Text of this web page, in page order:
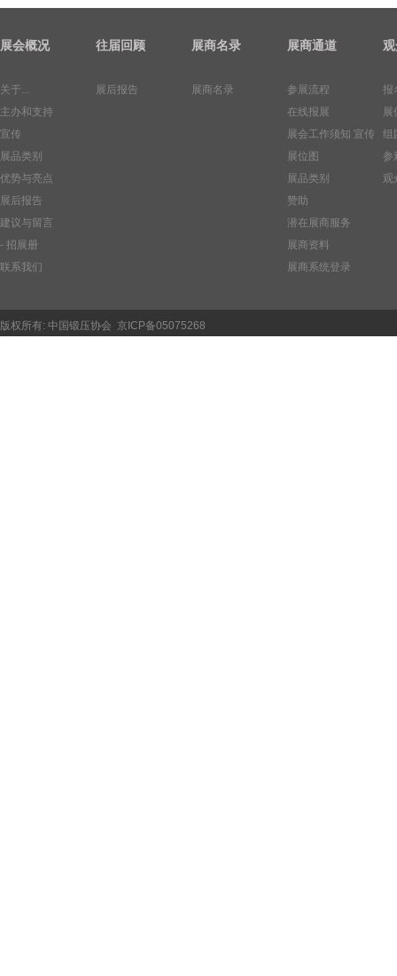
展会概况
关于...
主办和支持
宣传
展品类别
优势与亮点
展后报告
建议与留言
- 招展册
联系我们
往届回顾
展后报告
展商名录
展商名录
展商通道
参展流程
在线报展
展会工作须知 宣传
展位图
展品类别
赞助
潜在展商服务
展商资料
展商系统登录
报
展
组
参
观
版权所有: 中国锻压协会 京ICP备05075268